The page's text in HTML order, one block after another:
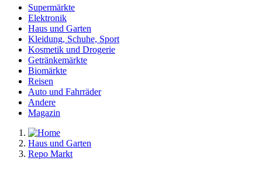
Supermärkte
Elektronik
Haus und Garten
Kleidung, Schuhe, Sport
Kosmetik und Drogerie
Getränkemärkte
Biomärkte
Reisen
Auto und Fahrräder
Andere
Magazin
Haus und Garten
Repo Markt